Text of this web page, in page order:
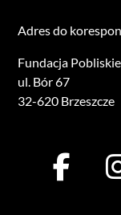
Adres do
Fundacja
ul. Bór 67
32-620 Brzeszcze